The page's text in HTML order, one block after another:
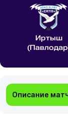
Иртыш
Описание